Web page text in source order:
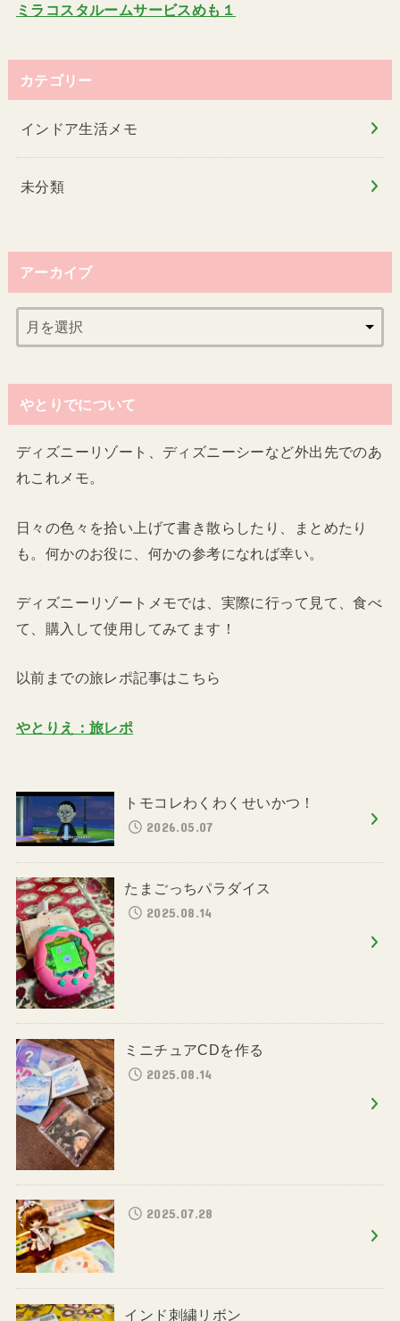
ミラコスタルームサービスめも１
カテゴリー
インドア生活メモ
未分類
アーカイブ
やとりでについて
ディズニーリゾート、ディズニーシーなど外出先でのあ
れこれメモ。
日々の色々を拾い上げて書き散らしたり、まとめたり
も。何かのお役に、何かの参考になれば幸い。
ディズニーリゾートメモでは、実際に行って見て、食べ
て、購入して使用してみてます！
以前までの旅レポ記事はこちら
やとりえ：旅レポ
トモコレわくわくせいかつ！
2026.05.07
たまごっちパラダイス
2025.08.14
ミニチュアCDを作る
2025.08.14
2025.07.28
インド刺繍リボン